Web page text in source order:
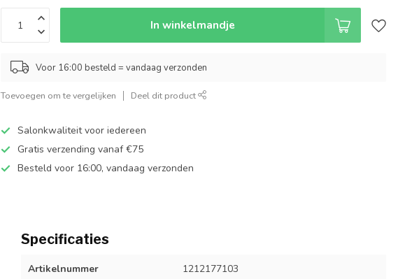
In winkelmandje
Voor 16:00 besteld = vandaag verzonden
Toevoegen om te vergelijken Deel dit product
Salonkwaliteit voor iedereen
Gratis verzending vanaf €75
Besteld voor 16:00, vandaag verzonden
Specificaties
Artikelnummer 1212177103